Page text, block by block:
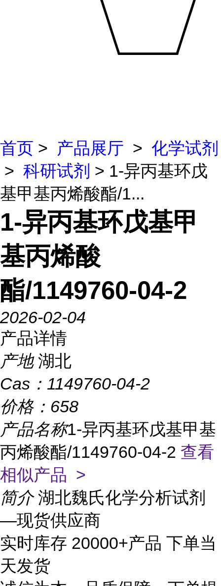
首页 > 产品展厅 > 化学试剂
> 科研试剂 > 1-异丙基环戊
基甲基丙烯酸酯/1...
1-异丙基环戊基甲
基丙烯酸
酯/1149760-04-2
2026-02-04
产品详情
产地 湖北
Cas： 1149760-04-2
价格： 658
产品名称1-异丙基环戊基甲基
丙烯酸酯/1149760-04-2 查看
相似产品 >
简介 湖北魏氏化学分析试剂
—现货供应商
实时库存 20000+产品 下单当
天发货